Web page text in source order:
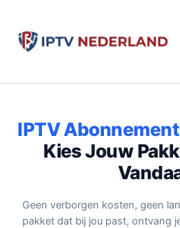
contenu
IPTV Abonnement
Kies Jouw
Geen verborgen kosten, geen
pakket dat bij jou past, ontvang